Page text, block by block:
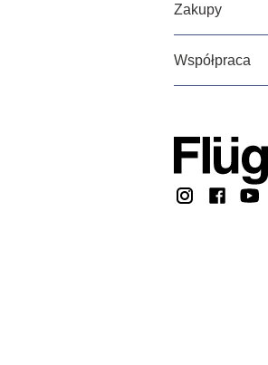
Zakupy
Współpraca